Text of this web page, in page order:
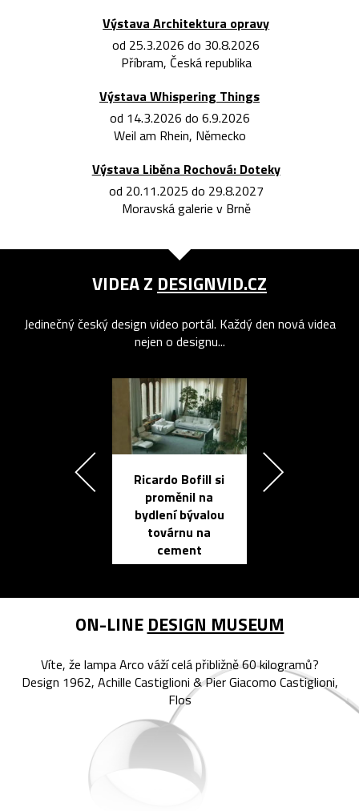
Výstava Architektura opravy
od 25.3.2026 do 30.8.2026
Příbram, Česká republika
Výstava Whispering Things
od 14.3.2026 do 6.9.2026
Weil am Rhein, Německo
Výstava Liběna Rochová: Doteky
od 20.11.2025 do 29.8.2027
Moravská galerie v Brně
VIDEA Z DESIGNVID.CZ
Jedinečný český design video portál. Každý den nová videa
nejen o designu...
Ricardo Bofill si
proměnil na
bydlení bývalou
továrnu na
cement
ON-LINE DESIGN MUSEUM
Víte, že lampa Arco váží celá přibližně 60 kilogramů?
Design 1962, Achille Castiglioni & Pier Giacomo Castiglioni,
Flos